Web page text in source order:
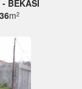
BEKASI
m2